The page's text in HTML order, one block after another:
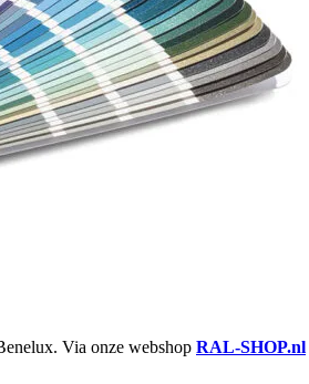
Via onze webshop RAL-SHOP.nl